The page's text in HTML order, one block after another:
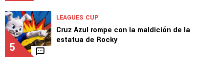
5
LEAGUES CUP
Cruz Azul rompe con la maldición de la
estatua de Rocky